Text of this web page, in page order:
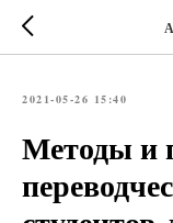
2021-05-26 15:40
Методы и